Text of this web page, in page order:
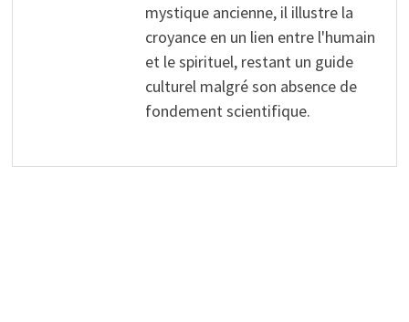
mystique ancienne, il illustre la
croyance en un lien entre l'humain
et le spirituel, restant un guide
culturel malgré son absence de
fondement scientifique.